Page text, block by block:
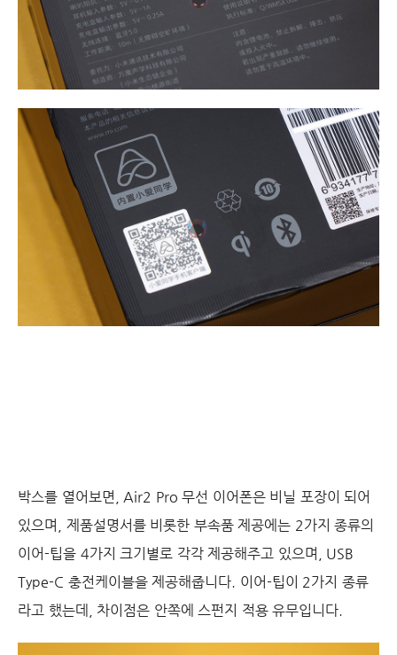
박스를 열어보면, Air2 Pro 무선 이어폰은 비닐 포장이 되어
있으며, 제품설명서를 비롯한 부속품 제공에는 2가지 종류의
이어-팁을 4가지 크기별로 각각 제공해주고 있으며, USB
Type-C 충전케이블을 제공해줍니다. 이어-팁이 2가지 종류
라고 했는데, 차이점은 안쪽에 스펀지 적용 유무입니다.